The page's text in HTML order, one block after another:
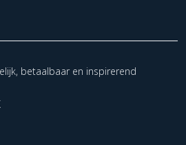
betaalbaar en inspirerend